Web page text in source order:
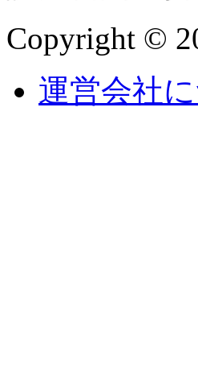
Copyright ©
運営会社